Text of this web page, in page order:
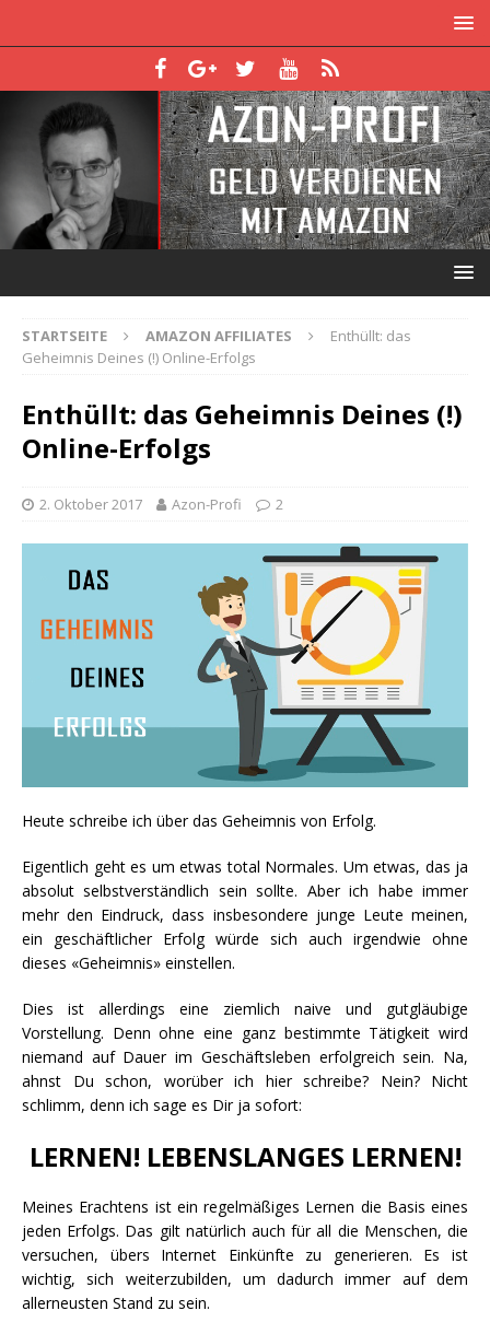
STARTSEITE AMAZON AFFILIATES
Enthüllt: das
Geheimnis Deines (!) Online-Erfolgs
Enthüllt: das Geheimnis Deines (!)
Online-Erfolgs
2. Oktober 2017 Azon-Profi 2
Heute schreibe ich über das Geheimnis von Erfolg.
Eigentlich geht es um etwas total Normales. Um etwas, das ja
absolut selbstverständlich sein sollte. Aber ich habe immer
mehr den Eindruck, dass insbesondere junge Leute meinen,
ein geschäftlicher Erfolg würde sich auch irgendwie ohne
dieses «Geheimnis» einstellen.
Dies ist allerdings eine ziemlich naive und gutgläubige
Vorstellung. Denn ohne eine ganz bestimmte Tätigkeit wird
niemand auf Dauer im Geschäftsleben erfolgreich sein. Na,
ahnst Du schon, worüber ich hier schreibe? Nein? Nicht
schlimm, denn ich sage es Dir ja sofort:
LERNEN! LEBENSLANGES LERNEN!
Meines Erachtens ist ein regelmäßiges Lernen die Basis eines
jeden Erfolgs. Das gilt natürlich auch für all die Menschen, die
versuchen, übers Internet Einkünfte zu generieren. Es ist
wichtig, sich weiterzubilden, um dadurch immer auf dem
allerneusten Stand zu sein.